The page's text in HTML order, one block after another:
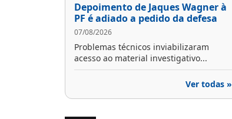
Depoimento de Jaques Wagner à
PF é adiado a pedido da defesa
07/08/2026
Problemas técnicos inviabilizaram
acesso ao material investigativo...
Ver todas »